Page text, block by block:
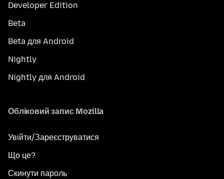
Developer Edition
Beta
Beta для Android
Nightly
Nightly для Android
Обліковий запис Mozilla
Увійти/Зареєструватися
Що це?
Скинути пароль